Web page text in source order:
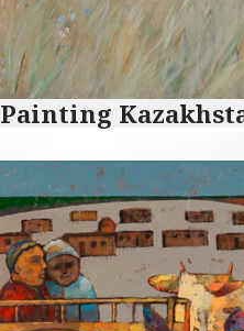
Painting